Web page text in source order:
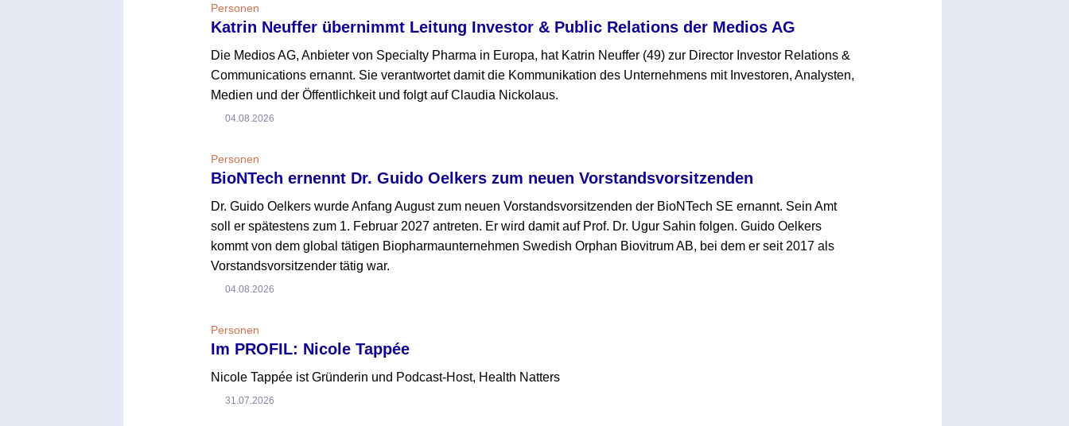
Personen
Katrin Neuffer übernimmt Leitung Investor & Public Relations der Medios AG
Die Medios AG, Anbieter von Specialty Pharma in Europa, hat Katrin Neuffer (49) zur Director Investor Relations &
Communications ernannt. Sie verantwortet damit die Kommunikation des Unternehmens mit Investoren, Analysten,
Medien und der Öffentlichkeit und folgt auf Claudia Nickolaus.
04.08.2026
Personen
BioNTech ernennt Dr. Guido Oelkers zum neuen Vorstandsvorsitzenden
Dr. Guido Oelkers wurde Anfang August zum neuen Vorstandsvorsitzenden der BioNTech SE ernannt. Sein Amt
soll er spätestens zum 1. Februar 2027 antreten. Er wird damit auf Prof. Dr. Ugur Sahin folgen. Guido Oelkers
kommt von dem global tätigen Biopharmaunternehmen Swedish Orphan Biovitrum AB, bei dem er seit 2017 als
Vorstandsvorsitzender tätig war.
04.08.2026
Personen
Im PROFIL: Nicole Tappée
Nicole Tappée ist Gründerin und Podcast-Host, Health Natters
31.07.2026